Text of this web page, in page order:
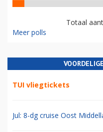
Totaal
Meer polls
TUI vliegtickets
Jul: 8-dg cruise Oost